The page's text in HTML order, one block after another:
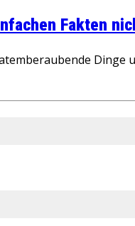
Fakten
Dinge